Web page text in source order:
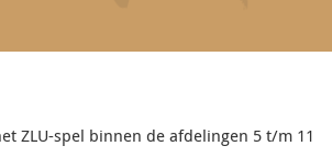
ZLU-spel binnen de afdelingen 5 t/m 11